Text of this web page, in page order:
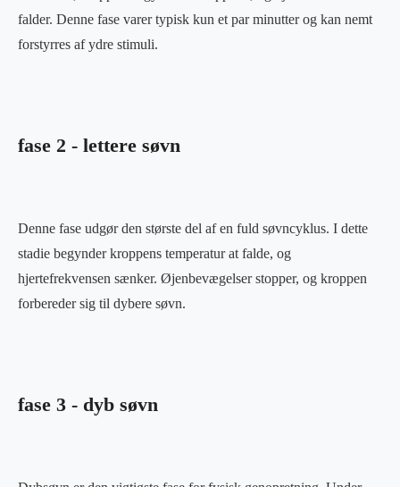
falder. Denne fase varer typisk kun et par minutter og kan nemt
forstyrres af ydre stimuli.
fase 2 - lettere søvn
Denne fase udgør den største del af en fuld søvncyklus. I dette
stadie begynder kroppens temperatur at falde, og
hjertefrekvensen sænker. Øjenbevægelser stopper, og kroppen
forbereder sig til dybere søvn.
fase 3 - dyb søvn